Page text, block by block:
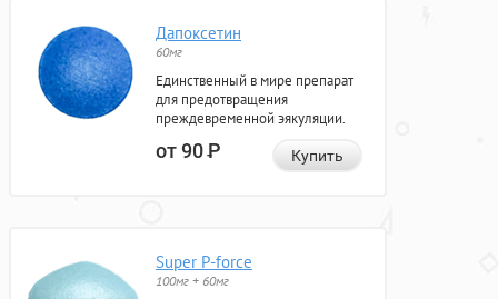
Дапоксетин
60мг
Единственный в мире препарат
для предотвращения
преждевременной эякуляции.
от 90Р Купить
Super P-force
100мг + 60мг